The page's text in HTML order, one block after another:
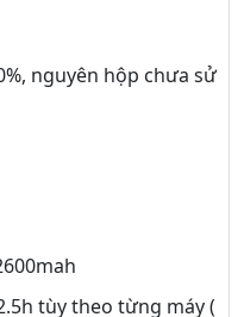
nguyên hộp chưa sử
tùy theo từng máy (